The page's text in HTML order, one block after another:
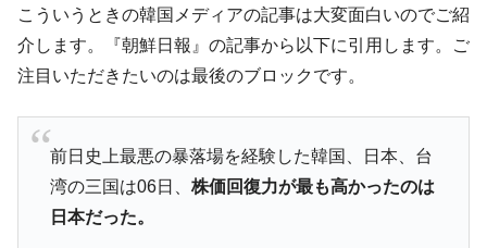
『Money1』
【韓国の外貨準備】2026年07月は4,279億ド
ル。外平債の発行「19.4億ドル」
『Money1』
韓国「ここは北朝鮮なのか。選管がサーバ
『Money1』
言。
『Money1』
韓国は「中国と同じく」投資に不適格な国
だ。
こういうときの韓国メディアの記事は大変面白いのでご紹
介します。『朝鮮日報』の記事から以下に引用します。ご
注目いただきたいのは最後のブロックです。
前日史上最悪の暴落場を経験した韓国、日本、台
湾の三国は06日、 株価回復力が最も高かったのは
日本だった。